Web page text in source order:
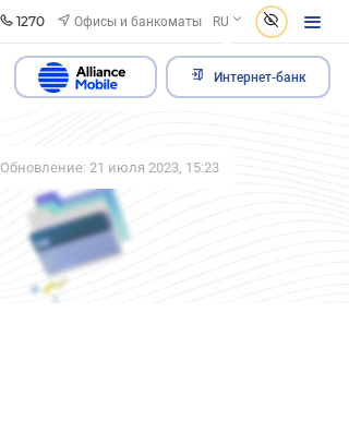
1270 Офисы и банкоматы RU
Интернет-банк
Обновление: 21 июля 2023, 15:23